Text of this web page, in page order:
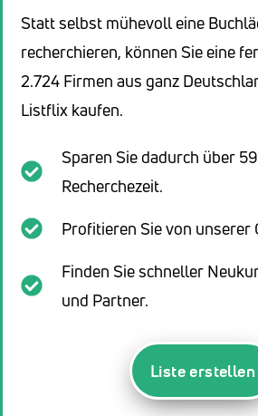
Statt selbst mühevoll eine
recherchieren, können Sie eine
2.724 Firmen aus ganz
Listflix kaufen.
Sparen Sie dadurch über
Recherchezeit.
Profitieren Sie von unserer
Finden Sie schneller
und Partner.
Liste erstellen